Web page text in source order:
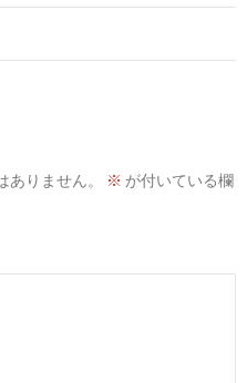
りません。 ※ が付いている欄